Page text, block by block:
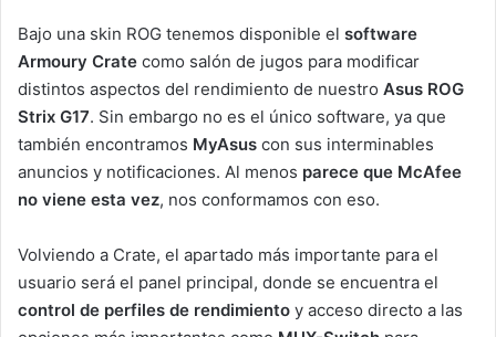
Bajo una skin ROG tenemos disponible el software
Armoury Crate como salón de jugos para modificar
distintos aspectos del rendimiento de nuestro Asus ROG
Strix G17. Sin embargo no es el único software, ya que
también encontramos MyAsus con sus interminables
anuncios y notificaciones. Al menos parece que McAfee
no viene esta vez, nos conformamos con eso.
Volviendo a Crate, el apartado más importante para el
usuario será el panel principal, donde se encuentra el
control de perfiles de rendimiento y acceso directo a las